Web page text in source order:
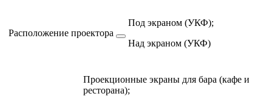
Расположение проектора
Под экраном (УКФ);
Над экраном (УКФ)
Проекционные экраны для бара (кафе и
ресторана);